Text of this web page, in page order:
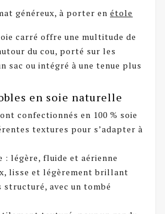
généreux, à porter en étole
carré offre une multitude de
du cou, porté sur les
sac ou intégré à une tenue plus
en soie naturelle
confectionnés en 100 % soie
textures pour s’adapter à
: légère, fluide et aérienne
lisse et légèrement brillant
avec un tombé